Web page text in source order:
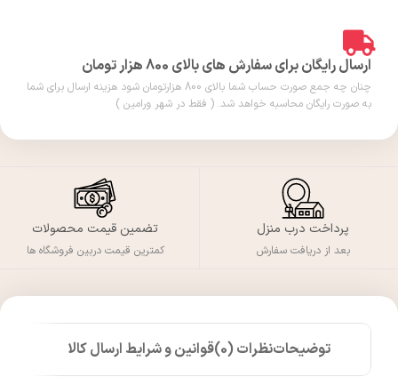
ارسال رایگان برای سفارش های بالای 800 هزار تومان
چنان چه جمع صورت حساب شما بالای 800 هزارتومان شود هزینه ارسال برای شما
به صورت رایگان محاسبه خواهد شد. ( فقط در شهر ورامین )
پرداخت درب منزل
بعد از دریافت سفارش
تضمین قیمت محصولات
کمترین قیمت دربین فروشگاه ها
توضیحاتنظرات (0) قوانین و شرایط ارسال کالا